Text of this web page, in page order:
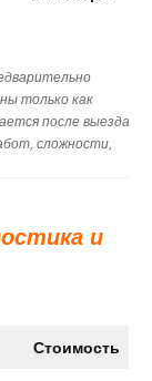
только как
после выезда
сложности,
и
Стоимость